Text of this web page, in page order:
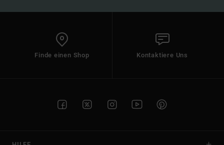
Finde einen Shop Kontaktiere Uns